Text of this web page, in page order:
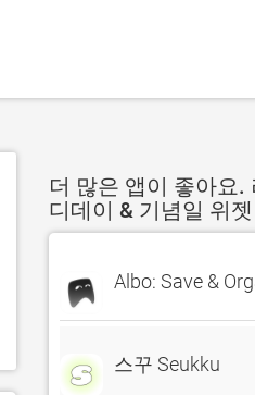
더 많은 앱이 좋아요.
디데이 & 기념일 위젯
Albo: Save &
스꾸 Seukku